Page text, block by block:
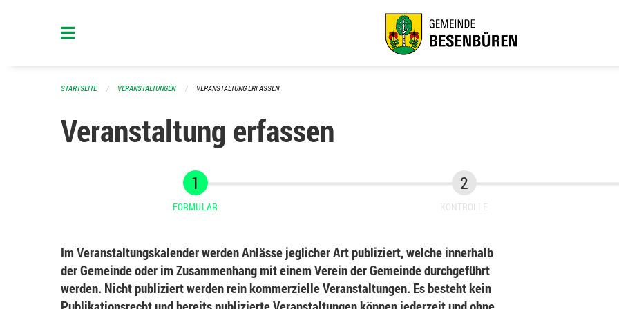
STARTSEITE VERANSTALTUNGEN VERANSTALTUNG ERFASSEN
Veranstaltung erfassen
FORMULAR KONTROLLE
Im Veranstaltungskalender werden Anlässe jeglicher Art publiziert, welche innerhalb
der Gemeinde oder im Zusammenhang mit einem Verein der Gemeinde durchgeführt
werden. Nicht publiziert werden rein kommerzielle Veranstaltungen. Es besteht kein